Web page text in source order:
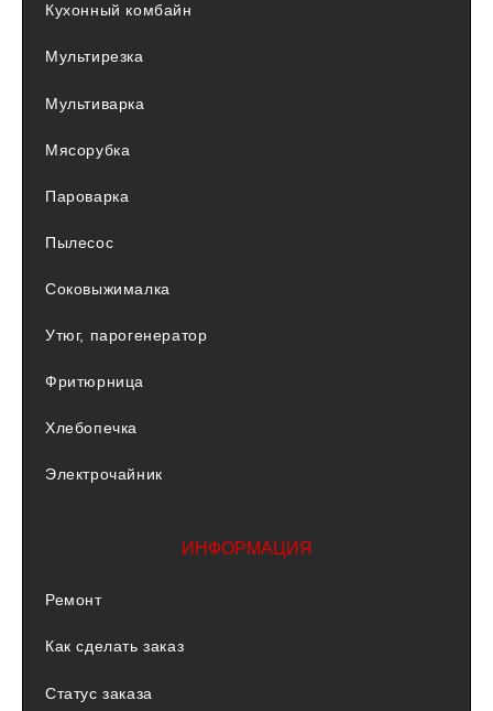
Кухонный комбайн
Мультирезка
Мультиварка
Мясорубка
Пароварка
Пылесос
Соковыжималка
Утюг, парогенератор
Фритюрница
Хлебопечка
Электрочайник
ИНФОРМАЦИЯ
Ремонт
Как сделать заказ
Статус заказа